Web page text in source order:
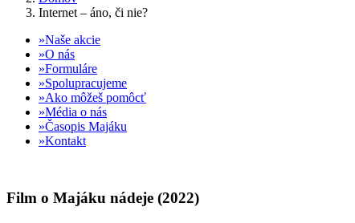
Internet – áno, či nie?
Naše akcie
O nás
Formuláre
Spolupracujeme
Ako môžeš pomôcť
Média o nás
Časopis Majáku
Kontakt
Film o Majáku nádeje (2022)